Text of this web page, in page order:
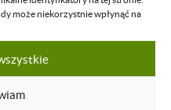
może niekorzystnie wpłynąć na
do dobrego zarządzania
( podział na rzeczy